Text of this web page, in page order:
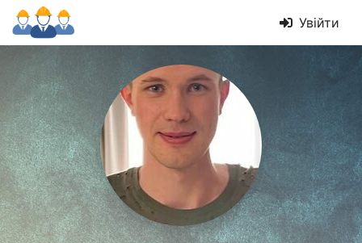
Увійти